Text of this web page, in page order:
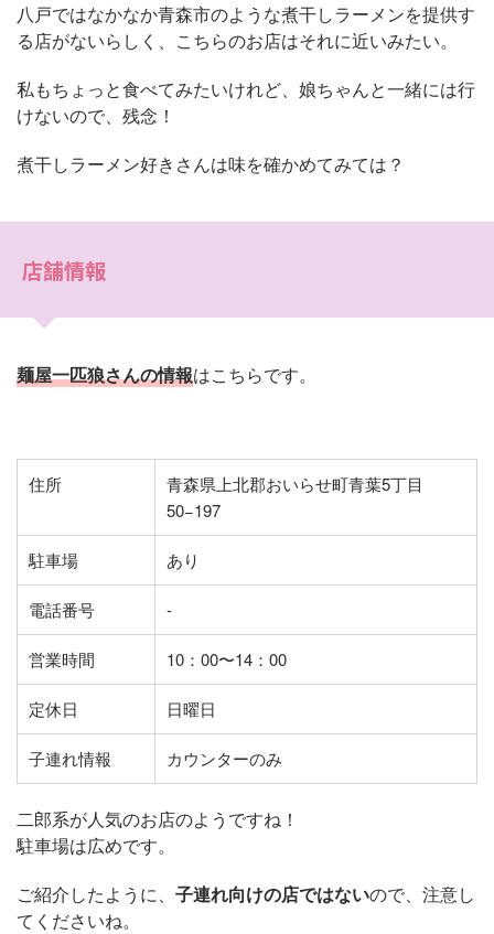
八戸ではなかなか青森市のような煮干しラーメンを提供す
る店がないらしく、こちらのお店はそれに近いみたい。
私もちょっと食べてみたいけれど、娘ちゃんと一緒には行
けないので、残念！
煮干しラーメン好きさんは味を確かめてみては？
店舗情報
麺屋一匹狼さんの情報はこちらです。
住所
青森県上北郡おいらせ町青葉5丁目
50−197
駐車場 あり
電話番号 -
営業時間 10：00〜14：00
定休日 日曜日
子連れ情報 カウンターのみ
二郎系が人気のお店のようですね！
駐車場は広めです。
ご紹介したように、 子連れ向けの店ではないので、注意し
てくださいね。